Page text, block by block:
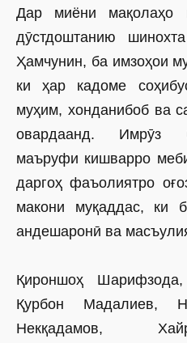
Дар миёни мақолаҳо
дӯстдоштанию
Ҳамчунин, ба имзоҳои
ки ҳар кадоме
муҳим, хонданибоб ва
овардаанд. Имрӯз
маъруфи кишварро
даргоҳ фаъолиятро
макони муқаддас, ки
андешаронӣ ва
Қироншоҳ
Қурбон Мадалиев,
Некқадамов,